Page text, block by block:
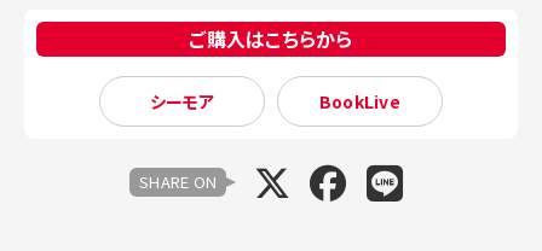
ご購入はこちらから
シーモア BookLive
SHARE ON